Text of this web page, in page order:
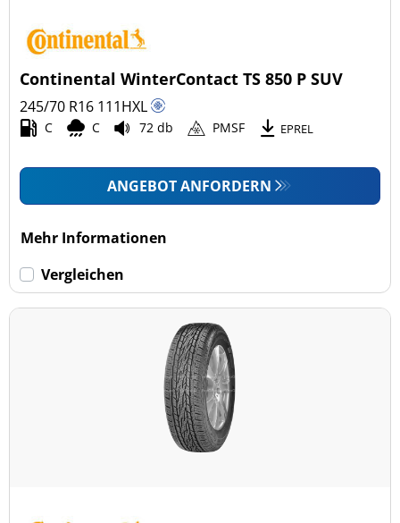
Continental WinterContact TS 850 P SUV
245/70 R16 111HXL
C C 72 db PMSF EPREL
ANGEBOT ANFORDERN
Mehr Informationen
Vergleichen